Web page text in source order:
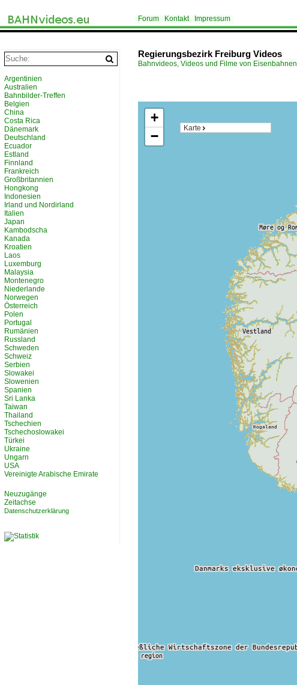
Forum Kontakt Impressum
Regierungsbezirk Freiburg Videos
Bahnvideos, Videos und Filme von Eisenbahnen
Karte
+
−
Argentinien
Australien
Bahnbilder-Treffen
Belgien
China
Costa Rica
Dänemark
Deutschland
Ecuador
Estland
Finnland
Frankreich
Großbritannien
Hongkong
Indonesien
Irland und Nordirland
Italien
Japan
Kambodscha
Kanada
Kroatien
Laos
Luxemburg
Malaysia
Montenegro
Niederlande
Norwegen
Österreich
Polen
Portugal
Rumänien
Russland
Schweden
Schweiz
Serbien
Slowakei
Slowenien
Spanien
Sri Lanka
Taiwan
Thailand
Tschechien
Tschechoslowakei
Türkei
Ukraine
Ungarn
USA
Vereinigte Arabische Emirate
Neuzugänge
Zeitachse
Datenschutzerklärung